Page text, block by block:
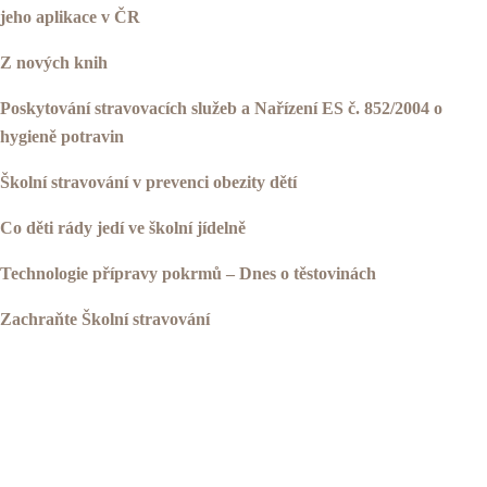
jeho aplikace v ČR
Z nových knih
Poskytování stravovacích služeb a Nařízení ES č. 852/2004 o
hygieně potravin
Školní stravování v prevenci obezity dětí
Co děti rády jedí ve školní jídelně
Technologie přípravy pokrmů – Dnes o těstovinách
Zachraňte Školní stravování